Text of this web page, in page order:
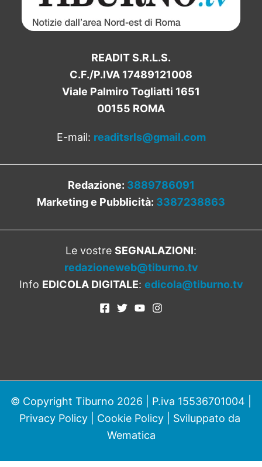
READIT S.R.L.S.
C.F./P.IVA 17489121008
Viale Palmiro Togliatti 1651
00155 ROMA
E-mail: readitsrls@gmail.com
Redazione: 3889786091
Marketing e Pubblicità: 3387238863
Le vostre SEGNALAZIONI:
redazioneweb@tiburno.tv
Info EDICOLA DIGITALE: edicola@tiburno.tv
© Copyright Tiburno 2026 | P.iva 15536701004 |
Privacy Policy| Cookie Policy| Sviluppato da
Wematica